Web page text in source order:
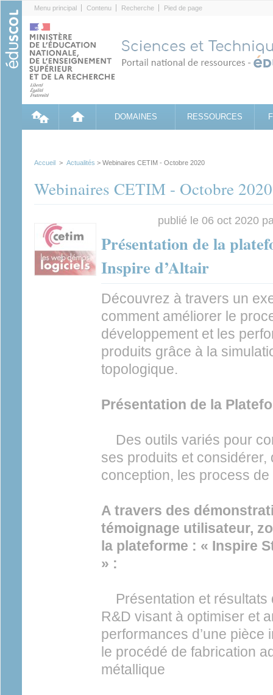
Menu principal Contenu Recherche Pied de page
DOMAINES RESSOURCES
Accueil > Actualités > Webinaires CETIM - Octobre 2020
Webinaires CETIM - Octobre 2020
publié le 06 oct 2020
Présentation de la
Inspire d’Altair
Découvrez à travers un
comment améliorer le
développement et les
produits grâce à la
topologique.
Présentation de la
Des outils variés pour
ses produits et considérer,
conception, les process
A travers des
témoignage utilisateur,
la plateforme : « Inspire
» :
Présentation et résultats
R&D visant à optimiser et
performances d’une pièce
le procédé de fabrication
métallique